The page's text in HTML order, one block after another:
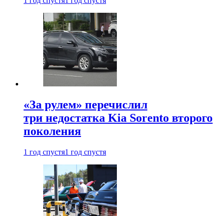
«За рулем» перечислил
три недостатка Kia Sorento второго
поколения
1 год спустя1 год спустя